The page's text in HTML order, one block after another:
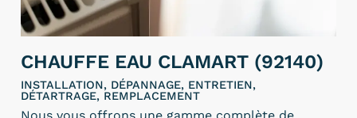
CHAUFFE EAU CLAMART (92140)
INSTALLATION, DÉPANNAGE, ENTRETIEN,
DÉTARTRAGE, REMPLACEMENT